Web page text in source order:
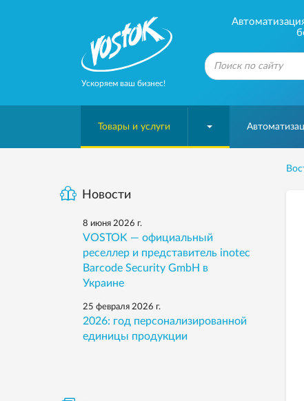
Ускоряем ваш бизнес!
Товары и услуги
Новости
8 июня 2026 г.
VOSTOK — официальный
реселлер и представитель inotec
Barcode Security GmbH в
Украине
25 февраля 2026 г.
2026: год персонализированной
единицы продукции